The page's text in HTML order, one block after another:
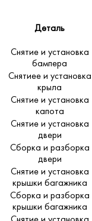
Деталь
Снятие и установка
бампера
Снятиее и установка
крыла
Снятие и установка
капота
Снятие и установка
двери
Сборка и разборка
двери
Снятие и установка
крышки багажника
Сборка и разборка
крышки багажника